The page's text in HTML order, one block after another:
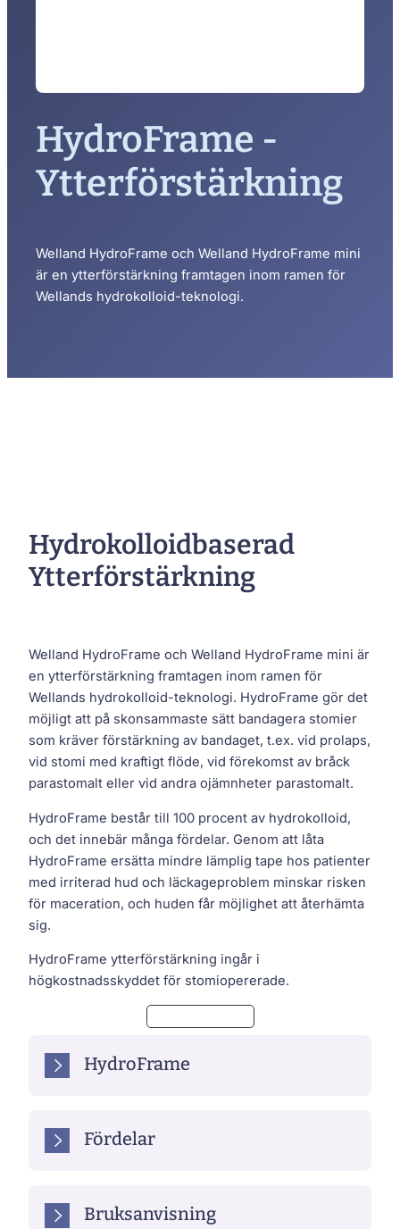
HydroFrame -
Ytterförstärkning
Welland HydroFrame och Welland HydroFrame mini
är en ytterförstärkning framtagen inom ramen för
Wellands hydrokolloid-teknologi.
Hydrokolloidbaserad
Ytterförstärkning
Welland HydroFrame och Welland HydroFrame mini är
en ytterförstärkning framtagen inom ramen för
Wellands hydrokolloid-teknologi. HydroFrame gör det
möjligt att på skonsammaste sätt bandagera stomier
som kräver förstärkning av bandaget, t.ex. vid prolaps,
vid stomi med kraftigt flöde, vid förekomst av bråck
parastomalt eller vid andra ojämnheter parastomalt.
HydroFrame består till 100 procent av hydrokolloid,
och det innebär många fördelar. Genom att låta
HydroFrame ersätta mindre lämplig tape hos patienter
med irriterad hud och läckageproblem minskar risken
för maceration, och huden får möjlighet att återhämta
sig.
HydroFrame ytterförstärkning ingår i
högkostnadsskyddet för stomiopererade.
HydroFrame
Fördelar
Bruksanvisning